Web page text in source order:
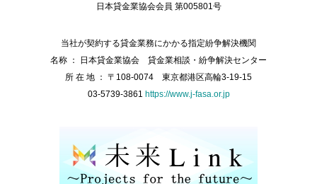
日本貸金業協会会員 第005801号
当社が契約する貸金業務にかかる指定紛争解決機関
名称 ： 日本貸金業協会 貸金業相談・紛争解決センター
所 在 地 ： 〒108-0074 東京都港区高輪3-19-15
03-5739-3861 https://www.j-fasa.or.jp